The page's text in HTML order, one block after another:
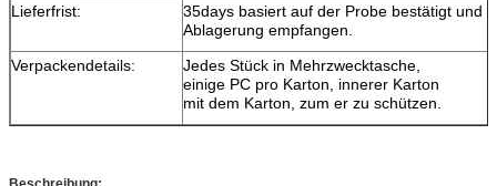
Lieferfrist:
35days basiert auf der Probe bestätigt und
Ablagerung empfangen.
Verpackendetails:
Jedes Stück in Mehrzwecktasche,
einige PC pro Karton, innerer Karton
mit dem Karton, zum er zu schützen.